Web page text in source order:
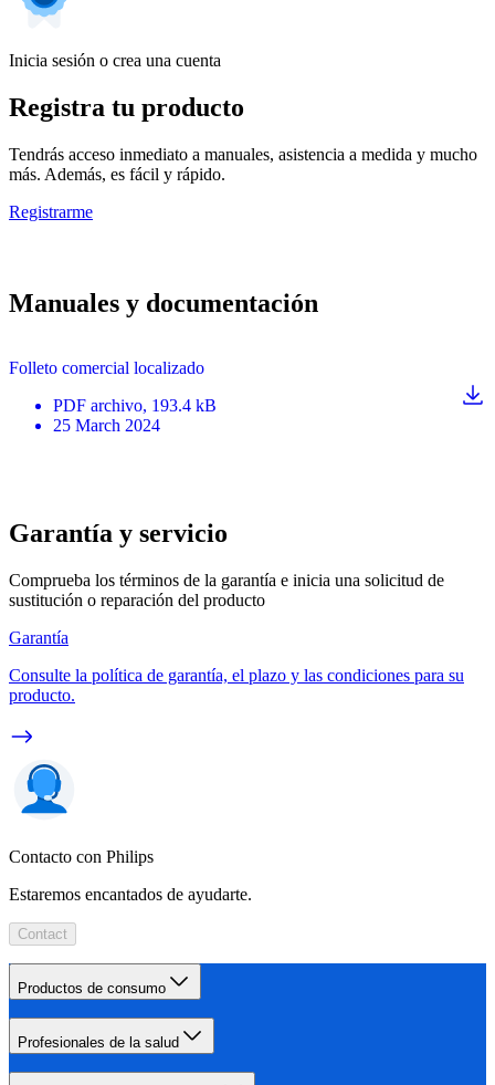
Inicia sesión o crea una cuenta
Registra tu producto
Tendrás acceso inmediato a manuales, asistencia a medida y mucho
más. Además, es fácil y rápido.
Registrarme
Manuales y documentación
Folleto comercial localizado
PDF archivo, 193.4 kB
25 March 2024
Garantía y servicio
Comprueba los términos de la garantía e inicia una solicitud de
sustitución o reparación del producto
Garantía
Consulte la política de garantía, el plazo y las condiciones para su
producto.
Contacto con Philips
Estaremos encantados de ayudarte.
Contact
Productos de consumo
Profesionales de la salud